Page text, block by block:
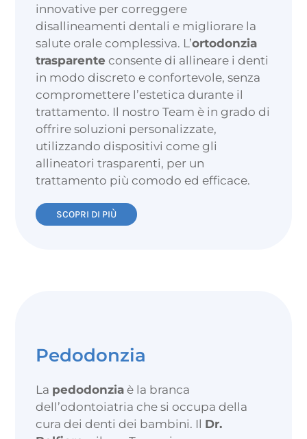
innovative per correggere
disallineamenti dentali e migliorare la
salute orale complessiva. L’ortodonzia
trasparente consente di allineare i denti
in modo discreto e confortevole, senza
compromettere l’estetica durante il
trattamento. Il nostro Team è in grado di
offrire soluzioni personalizzate,
utilizzando dispositivi come gli
allineatori trasparenti, per un
trattamento più comodo ed efficace.
SCOPRI DI PIÙ
Pedodonzia
La pedodonzia è la branca
dell’odontoiatria che si occupa della
cura dei denti dei bambini. Il Dr.